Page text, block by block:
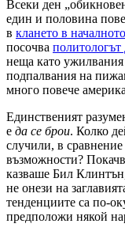
Всеки ден
един и половина
в клането в
посочва
неща като
подпалвания на
много повече
Единственият
е да се брои. Колко
случили, в
възможности?
казваше Бил
не онези на
тенденциите са по-
предположи някой